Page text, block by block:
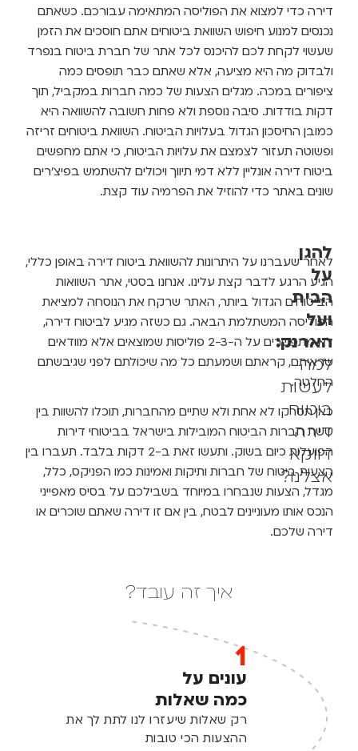
דירה כדי למצוא את הפוליסה המתאימה עבורכם. כשאתם
נכנסים למנוע חיפוש השוואת ביטוחים אתם חוסכים את הזמן
שעשוי לקחת לכם להיכנס לכל אתר של חברת ביטוח בנפרד
ולבדוק מה היא מציעה, אלא שאתם כבר תופסים כמה
ציפורים במכה. מגלים הצעות של כמה חברות במקביל, תוך
דקות בודדות. סיבה נוספת ולא פחות חשובה להשוואה היא
כמובן החיסכון הגדול בעלויות הביטוח. השוואת ביטוחים זריזה
ופשוטה תעזור לצמצם את עלויות הביטוח, כי אתם מחפשים
ביטוח דירה אונליין ללא דמי תיווך ויכולים להשתמש בפיצ'רים
שונים באתר כדי להוזיל את הפרמיה עוד קצת.
להגן
על
הבית
ועל
הארנק:
למה
לעשות
ביטוח
דירה
דווקא
אצלנו?
לאחר שעברנו על היתרונות להשוואת ביטוח דירה באופן כללי,
הגיע הרגע לדבר קצת עלינו. אנחנו בסטי, אתר השוואות
הביטוחים הגדול ביותר, האתר שרקח את הנוסחה למציאת
הפוליסה המשתלמת הבאה. גם כשזה מגיע לביטוח דירה,
לא מתפשרים על ה-2-3 פוליסות שמוצאים אלא מוודאים
שראיתם, קראתם ושמעתם כל מה שיכולתם לפני שגיבשתם
החלטה.
כאן תסרקו לא אחת ולא שתיים מהחברות, תוכלו להשוות בין
ששת חברות הביטוח המובילות בישראל בביטוחי דירות
הפועלות כיום בשוק. ותעשו זאת ב-2 דקות בלבד. תעברו בין
הצעות ביטוח של חברות ותיקות ואמינות כמו הפניקס, כלל,
מגדל, הצעות שנבחרו במיוחד בשבילכם על בסיס מאפייני
הנכס אותו מעוניינים לבטח, בין אם זו דירה שאתם שוכרים או
דירה שלכם.
איך זה עובד?
1
עונים על
כמה שאלות
רק שאלות שיעזרו לנו לתת לך את
ההצעות הכי טובות